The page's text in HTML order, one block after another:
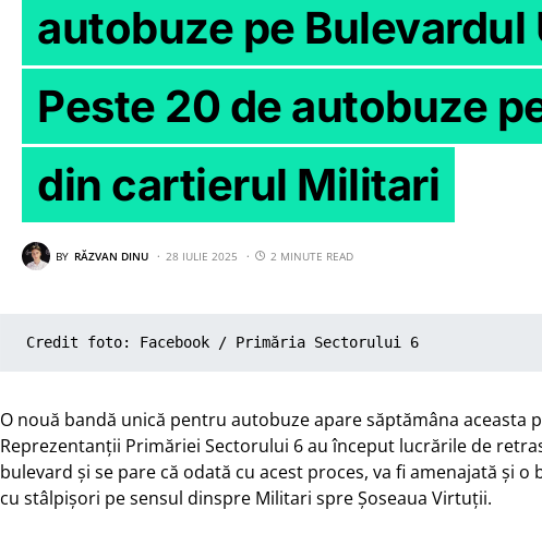
autobuze pe
Peste 20 de autobuze
din cartierul Militari
BY RĂZVAN DINU 28 IULIE 2025 2 MINUTE READ
Credit foto: Facebook / Primăria Sectorului 6
O nouă bandă unică pentru autobuze apare săptămâna aceasta
Reprezentanții Primăriei Sectorului 6 au început lucrările de
bulevard și se pare că odată cu acest proces, va fi amenajată și o
cu stâlpișori pe sensul dinspre Militari spre Șoseaua Virtuții.